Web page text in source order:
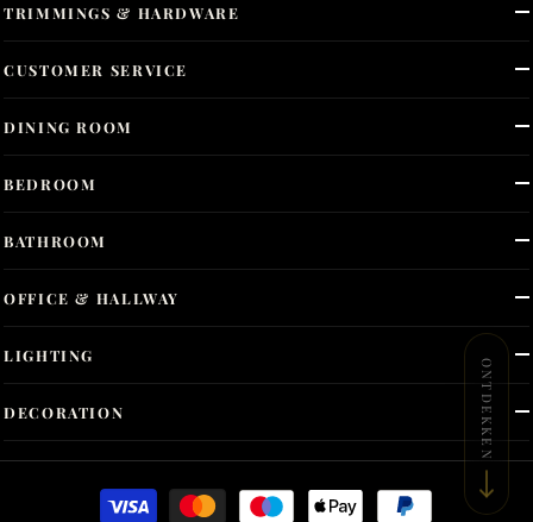
DINING ROOM
BEDROOM
BATHROOM
OFFICE & HALLWAY
LIGHTING
DECORATION
TRIMMINGS & HARDWARE
CUSTOMER SERVICE
ONTDEKKEN